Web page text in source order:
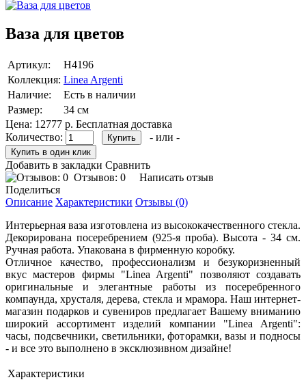
Ваза для цветов
Артикул:
Н4196
Коллекция: Linea Argenti
Наличие:
Есть в наличии
Размер:
34 см
Цена: 12777 р. Бесплатная доставка
Количество:
- или -
Добавить в закладки Сравнить
Отзывов: 0
Написать отзыв
Поделиться
Описание Характеристики Отзывы (0)
Интерьерная ваза изготовлена из высококачественного стекла.
Декорирована посеребрением (925-я проба). Высота - 34 см.
Ручная работа. Упакована в фирменную коробку.
Отличное качество, профессионализм и безукоризненный
вкус мастеров фирмы "Linea Argenti" позволяют создавать
оригинальные и элегантные работы из посеребренного
компаунда, хрусталя, дерева, стекла и мрамора. Наш интернет-
магазин подарков и сувениров предлагает Вашему вниманию
широкий ассортимент изделий компании "Linea Argenti":
часы, подсвечники, светильники, фоторамки, вазы и подносы
- и все это выполнено в эксклюзивном дизайне!
Характеристики